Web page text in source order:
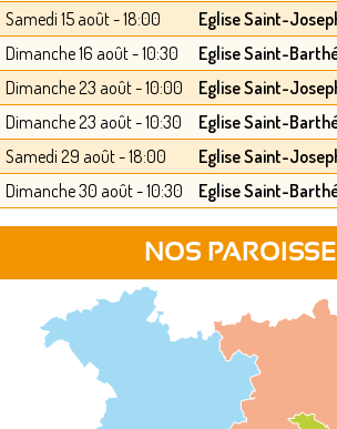
Samedi 15 août - 18:00
Eglise Saint-
Dimanche 16 août - 10:30
Eglise Saint-
Dimanche 23 août - 10:00
Eglise Saint-
Dimanche 23 août - 10:30
Eglise Saint-
Samedi 29 août - 18:00
Eglise Saint-
Dimanche 30 août - 10:30
Eglise Saint-
NOS